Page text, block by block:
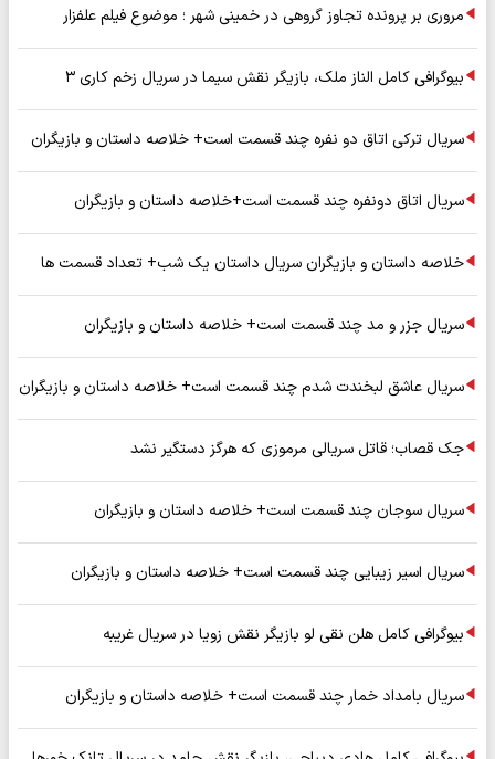
مروری بر پرونده تجاوز گروهی در خمینی شهر ؛ موضوع فیلم علفزار
بیوگرافی کامل الناز ملک، بازیگر نقش سیما در سریال زخم کاری ۳
سریال ترکی اتاق دو نفره چند قسمت است+ خلاصه داستان و بازیگران
سریال اتاق دونفره چند قسمت است+خلاصه داستان و بازیگران
خلاصه داستان و بازیگران سریال داستان یک شب+ تعداد قسمت ها
سریال جزر و مد چند قسمت است+ خلاصه داستان و بازیگران
سریال عاشق لبخندت شدم چند قسمت است+ خلاصه داستان و بازیگران
جک قصاب؛ قاتل سریالی مرموزی که هرگز دستگیر نشد
سریال سوجان چند قسمت است+ خلاصه داستان و بازیگران
سریال اسیر زیبایی چند قسمت است+ خلاصه داستان و بازیگران
بیوگرافی کامل هلن نقی لو بازیگر نقش زویا در سریال غریبه
سریال بامداد خمار چند قسمت است+ خلاصه داستان و بازیگران